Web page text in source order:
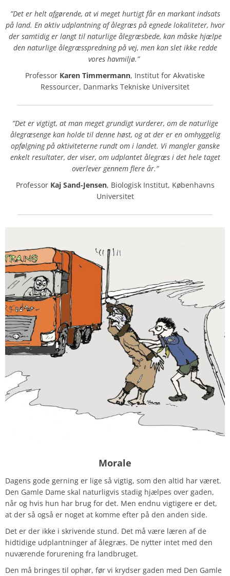
”Det er helt afgørende, at vi meget hurtigt får en markant indsats
på land. En aktivudplantning af ålegræs på egnede lokaliteter, hvor
der samtidig er langt til naturlige ålegræsbede, kan måske hjælpe
den naturlige ålegræsspredning på vej, men kan slet ikke redde
vores havmiljø.”
Professor Karen Timmermann, Institut for Akvatiske
Ressourcer, Danmarks Tekniske Universitet
”Det er vigtigt, at man meget grundigt vurderer, om de naturlige
ålegræsenge kan holde til denne høst, og at der er en omhyggelig
opfølgning på aktiviteterne rundt om i landet. Vi mangler ganske
enkelt resultater, der viser, om udplantet ålegræs i det hele taget
overlever gennem flere år.”
Professor Kaj Sand-Jensen, Biologisk Institut, Københavns
Universitet
Morale
Dagens gode gerning er lige så vigtig, som den altid har været.
Den Gamle Dame skal naturligvis stadig hjælpes over gaden,
når og hvis hun har brug for det. Men endnu vigtigere er det,
at der så også er noget at komme efter på den anden side.
Det er der ikke i skrivende stund. Det må være læren af de
hidtidige udplantninger af ålegræs. De nytter intet med den
nuværende forurening fra landbruget.
Den må bringes til ophør, før vi krydser gaden med Den Gamle